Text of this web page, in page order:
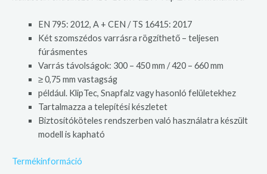
EN 795: 2012, A + CEN / TS 16415: 2017
Két szomszédos varrásra rögzíthető – teljesen
fúrásmentes
Varrás távolságok: 300 – 450 mm / 420 – 660 mm
≥ 0,75 mm vastagság
például. KlipTec, Snapfalz vagy hasonló felületekhez
Tartalmazza a telepítési készletet
Biztosítóköteles rendszerben való használatra készült
modell is kapható
Termékinformáció